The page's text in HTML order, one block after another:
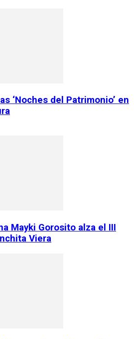
‘Noches del Patrimonio’ en
Mayki Gorosito alza el III
Viera